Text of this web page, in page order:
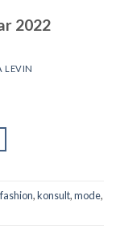
2022
LEVIN
fashion,konsult,mode,